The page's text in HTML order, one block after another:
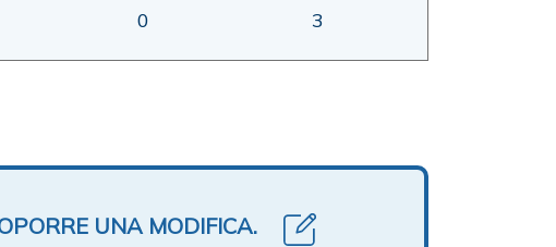
0 3
UNA MODIFICA.